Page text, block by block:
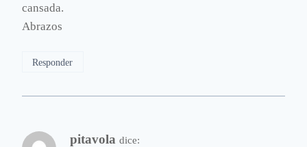
cansada.
Abrazos
Responder
pitavola dice: